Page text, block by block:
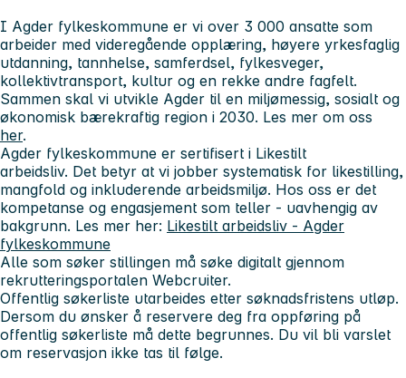
I Agder fylkeskommune er vi over 3 000 ansatte som
arbeider med videregående opplæring, høyere yrkesfaglig
utdanning, tannhelse, samferdsel, fylkesveger,
kollektivtransport, kultur og en rekke andre fagfelt.
Sammen skal vi utvikle Agder til en miljømessig, sosialt og
økonomisk bærekraftig region i 2030. Les mer om oss
her.
Agder fylkeskommune er sertifisert i Likestilt
arbeidsliv. Det betyr at vi jobber systematisk for likestilling,
mangfold og inkluderende arbeidsmiljø. Hos oss er det
kompetanse og engasjement som teller - uavhengig av
bakgrunn. Les mer her: Likestilt arbeidsliv - Agder
fylkeskommune
Alle som søker stillingen må søke digitalt gjennom
rekrutteringsportalen Webcruiter.
Offentlig søkerliste utarbeides etter søknadsfristens utløp.
Dersom du ønsker å reservere deg fra oppføring på
offentlig søkerliste må dette begrunnes. Du vil bli varslet
om reservasjon ikke tas til følge.